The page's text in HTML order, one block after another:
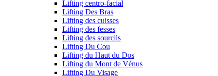
Lifting centro-facial
Lifting Des Bras
Lifting des cuisses
Lifting des fesses
Lifting des sourcils
Lifting Du Cou
Lifting du Haut du Dos
Lifting du Mont de Vénus
Lifting Du Visage